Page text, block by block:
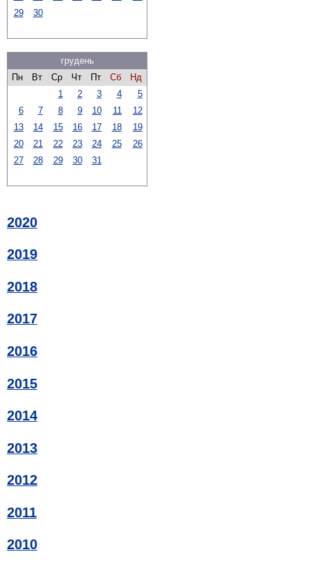
29
30
грудень
Пн
Вт Ср Чт Пт Сб
Нд
1
2 3 4
5
6
7 8 9 10 11
12
13
14 15 16 17 18
19
20
21 22 23 24 25
26
27
28 29 30 31
2020
2019
2018
2017
2016
2015
2014
2013
2012
2011
2010